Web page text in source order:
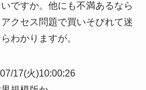
ですか。他にも不満あるなら
クセス問題で買いそびれて迷
わかりますが。
17(火)10:00:26